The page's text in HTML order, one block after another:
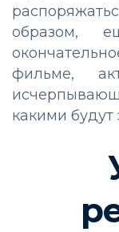
образом,
фильме,
какими будут